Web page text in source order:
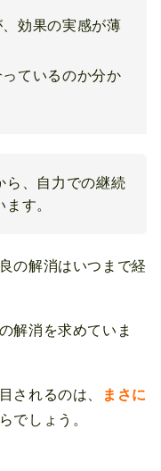
効果の実感が薄
ているのか分か
ら、自力での継続
す。
の解消はいつまで経
解消を求めていま
されるのは、
まさに
でしょう。